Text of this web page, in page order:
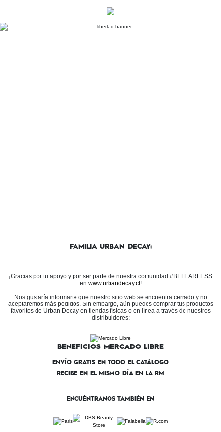
FAMILIA URBAN DECAY:
¡Gracias por tu apoyo y por ser parte de nuestra comunidad #BEFEARLESS
en www.urbandecay.cl !
Nos gustaría informarte que nuestro sitio web se encuentra cerrado y no
aceptaremos más pedidos. Sin embargo, aún puedes comprar tus productos
favoritos de Urban Decay en tiendas físicas o en línea a través de nuestros
distribuidores:
BENEFICIOS MERCADO LIBRE
ENVÍO GRATIS EN TODO EL CATÁLOGO
RECIBE EN EL MISMO DÍA EN LA RM
ENCUÉNTRANOS TAMBIÉN EN